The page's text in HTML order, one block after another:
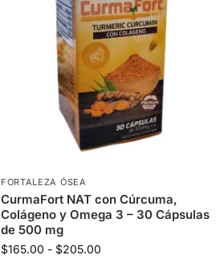
FORTALEZA ÓSEA
CurmaFort NAT con Cúrcuma,
Colágeno y Omega 3 – 30 Cápsulas
de 500 mg
$165.00 - $205.00